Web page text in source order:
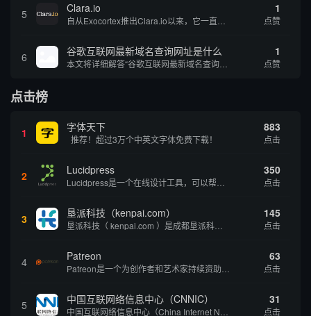
5 Clara.io 1
点赞
6 谷歌互联网最新域名查询网址是什么 1
点赞
点击榜
1 字体天下
推荐！超过3万个中英文字体免费下载！
883
点击
2 Lucidpress 350
点击
3 垦派科技（kenpai.com） 145
点击
4 Patreon 63
点击
5 中国互联网络信息中心（CNNIC） 31
点击